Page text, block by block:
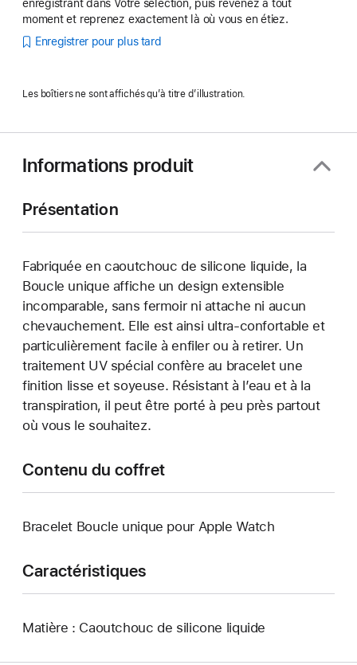
enregistrant dans Votre sélection, puis revenez à tout
moment et reprenez exactement là où vous en étiez.
Enregistrer pour plus tard
Les boîtiers ne sont affichés qu’à titre d’illustration.
Informations produit
Présentation
Fabriquée en caoutchouc de silicone liquide, la
Boucle unique affiche un design extensible
incomparable, sans fermoir ni attache ni aucun
chevauchement. Elle est ainsi ultra-confortable et
particulièrement facile à enfiler ou à retirer. Un
traitement UV spécial confère au bracelet une
finition lisse et soyeuse. Résistant à l’eau et à la
transpiration, il peut être porté à peu près partout
où vous le souhaitez.
Contenu du coffret
Bracelet Boucle unique pour Apple Watch
Caractéristiques
Matière : Caoutchouc de silicone liquide